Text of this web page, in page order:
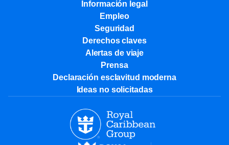
Información legal
Empleo
Seguridad
Derechos claves
Alertas de viaje
Prensa
Declaración esclavitud moderna
Ideas no solicitadas